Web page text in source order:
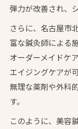
弾力が改善され、
さらに、名古屋市
富な鍼灸師による
オーダーメイドケ
エイジングケアが
無理な薬剤や外科
す。
このように、美容